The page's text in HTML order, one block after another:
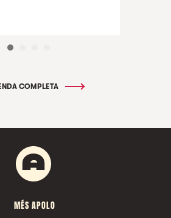
COMPLETA
MÉS APOLO